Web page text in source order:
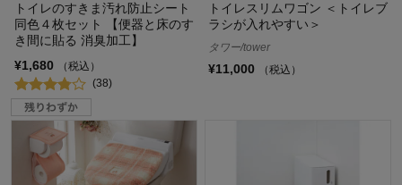
トイレのすきま汚れ防止シート
同色４枚セット 【便器と床のす
き間に貼る 消臭加工】
¥1,680
（税込）
(38)
トイレスリムワゴン ＜トイレブ
ラシが入れやすい＞
タワー/tower
¥11,000 （税込）